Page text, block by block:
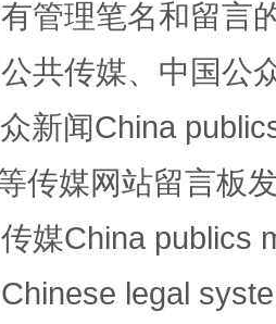
声名
管理笔名和留言
共传媒、中国公
新闻China
传媒网站留言板
媒China publics
legal